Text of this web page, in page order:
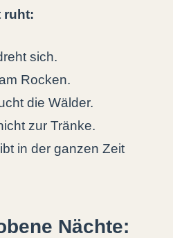
ruht:
sich.
Rocken.
die Wälder.
zur Tränke.
in der ganzen Zeit
Nächte: